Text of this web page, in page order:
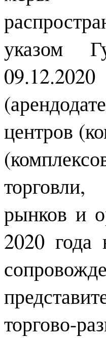
указом
центров
рынков и
2020 года
торгово-